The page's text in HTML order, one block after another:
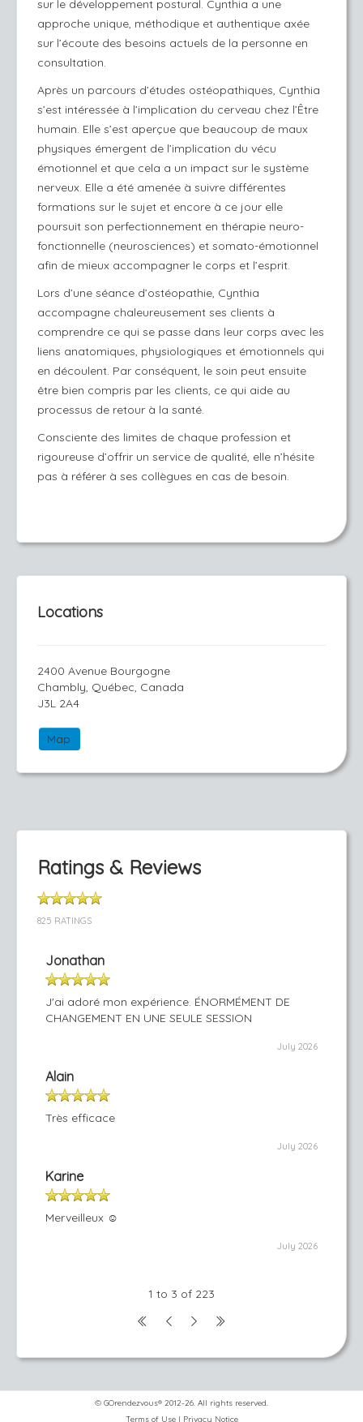
sur le développement postural. Cynthia a une
approche unique, méthodique et authentique axée
sur l’écoute des besoins actuels de la personne en
consultation.
Après un parcours d’études ostéopathiques, Cynthia
s’est intéressée à l’implication du cerveau chez l’Être
humain. Elle s’est aperçue que beaucoup de maux
physiques émergent de l’implication du vécu
émotionnel et que cela a un impact sur le système
nerveux. Elle a été amenée à suivre différentes
formations sur le sujet et encore à ce jour elle
poursuit son perfectionnement en thérapie neuro-
fonctionnelle (neurosciences) et somato-émotionnel
afin de mieux accompagner le corps et l’esprit.
Lors d’une séance d’ostéopathie, Cynthia
accompagne chaleureusement ses clients à
comprendre ce qui se passe dans leur corps avec les
liens anatomiques, physiologiques et émotionnels qui
en découlent. Par conséquent, le soin peut ensuite
être bien compris par les clients, ce qui aide au
processus de retour à la santé.
Consciente des limites de chaque profession et
rigoureuse d’offrir un service de qualité, elle n’hésite
pas à référer à ses collègues en cas de besoin.
Locations
2400 Avenue Bourgogne
Chambly, Québec, Canada
J3L 2A4
Map
Ratings & Reviews
825 RATINGS
Jonathan
J'ai adoré mon expérience. ÉNORMÉMENT DE
CHANGEMENT EN UNE SEULE SESSION
July 2026
Alain
Très efficace
July 2026
Karine
Merveilleux ☺️
July 2026
1 to 3 of 223
© GOrendezvous® 2012-26. All rights reserved.
Terms of Use| Privacy Notice